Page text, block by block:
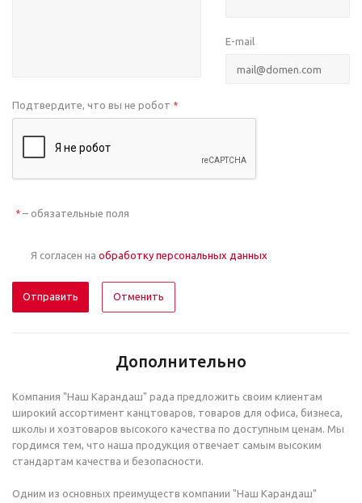
E-mail
Подтвердите, что вы не робот *
* – обязательные поля
Я согласен на обработку персональных данных
Отменить
Дополнительно
Компания "Наш Карандаш" рада предложить своим клиентам
широкий ассортимент канцтоваров, товаров для офиса, бизнеса,
школы и хозтоваров высокого качества по доступным ценам. Мы
гордимся тем, что наша продукция отвечает самым высоким
стандартам качества и безопасности.
Одним из основных преимуществ компании "Наш Карандаш"